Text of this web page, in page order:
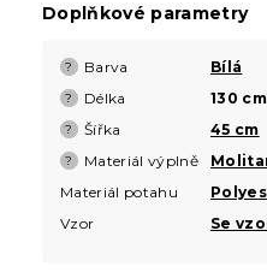
Doplňkové parametry
? Barva Bílá
? Délka 130 cm
? Šířka 45 cm
? Materiál výplně
Materiál potahu
Vzor
Se